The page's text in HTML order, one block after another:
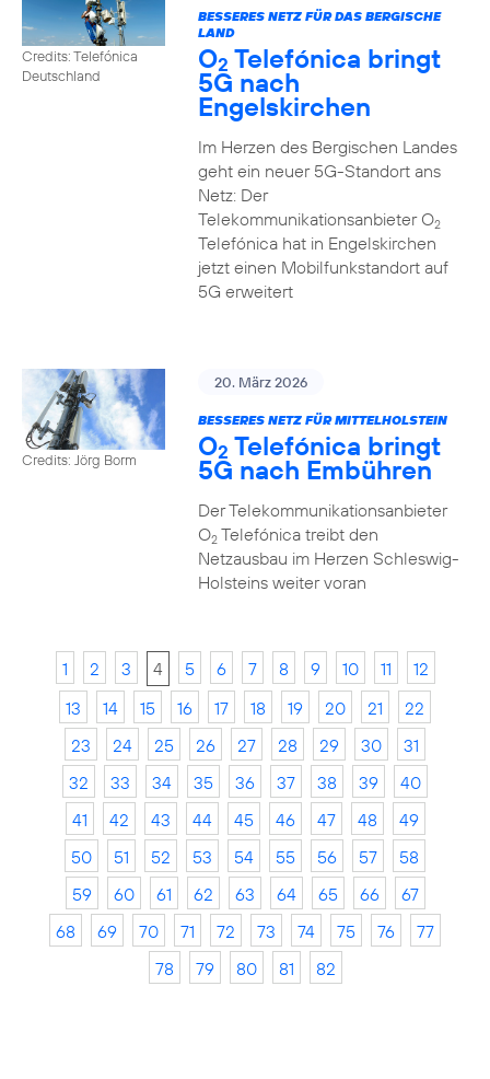
Credits: Telefónica
Deutschland
BESSERES NETZ FÜR DAS BERGISCHE
LAND
O2 Telefónica bringt
5G nach
Engelskirchen
Im Herzen des Bergischen Landes
geht ein neuer 5G-Standort ans
Netz: Der
Telekommunikationsanbieter O2
Telefónica hat in Engelskirchen
jetzt einen Mobilfunkstandort auf
5G erweitert
Credits: Jörg Borm
20. März 2026
BESSERES NETZ FÜR MITTELHOLSTEIN
O2 Telefónica bringt
5G nach Embühren
Der Telekommunikationsanbieter
O2Telefónica treibt den
Netzausbau im Herzen Schleswig-
Holsteins weiter voran
1 2 3 4 5 6 7 8 9 10 11
12
13
14 15 16 17 18 19 20 21
22
23
24 25 26 27 28 29 30
31
32
33 34 35 36 37 38 39
40
41
42 43 44 45 46 47 48
49
50
51 52 53 54 55 56 57
58
59
60 61 62 63 64 65 66
67
68
69 70 71 72 73 74 75 76
77
78
79 80 81 82